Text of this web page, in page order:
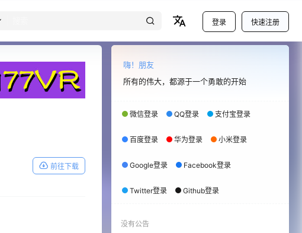
登录 快速注册
前往下载
嗨！朋友
所有的伟大，都源于一个勇敢的开始
微信登录 QQ登录 支付宝登录
百度登录 华为登录 小米登录
Google登录 Facebook登录
Twitter登录 Github登录
没有公告